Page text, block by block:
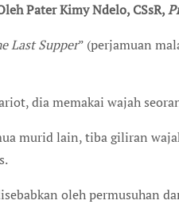
Oleh Pater Kimy Ndelo, CSsR,
Last Supper” (perjamuan
dia memakai wajah
murid lain, tiba giliran
oleh permusuhan